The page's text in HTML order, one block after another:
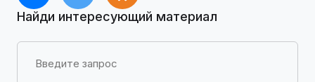
Найди интересующий материал